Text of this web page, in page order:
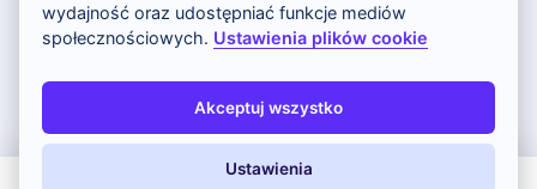
Kontakt i reklama
Polityka prywatności
Copyright (c) 2026 Odkryj Wakacje
wydajność oraz udostępniać funkcje mediów
społecznościowych. Ustawienia plików cookie
Akceptuj wszystko
Ustawienia